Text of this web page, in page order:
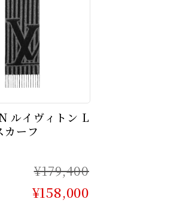
ルイヴィトン L
ーフ
¥179,400
¥158,000